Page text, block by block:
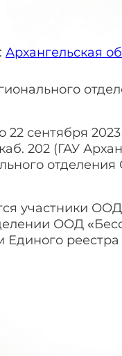
Архангельская
сентября
202 (ГАУ
участники
ООД
Единого